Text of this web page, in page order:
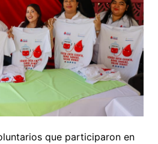
que participaron en